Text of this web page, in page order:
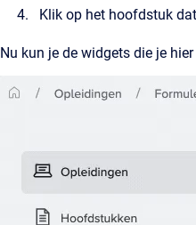
Klik op het hoofdstuk
Nu kun je de widgets die je